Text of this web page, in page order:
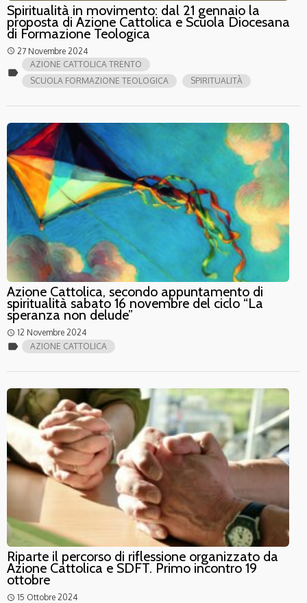
Spiritualità in movimento: dal 21 gennaio la
proposta di Azione Cattolica e Scuola Diocesana
di Formazione Teologica
access_time 27 Novembre 2024
label
AZIONE CATTOLICA TRENTO
SCUOLA FORMAZIONE TEOLOGICA
SPIRITUALITÀ
Azione Cattolica, secondo appuntamento di
spiritualità sabato 16 novembre del ciclo “La
speranza non delude”
access_time 12 Novembre 2024
label AZIONE CATTOLICA
Riparte il percorso di riflessione organizzato da
Azione Cattolica e SDFT. Primo incontro 19
ottobre
access_time 15 Ottobre 2024